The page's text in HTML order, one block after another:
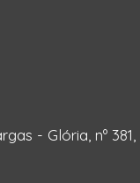
- Glória, nº